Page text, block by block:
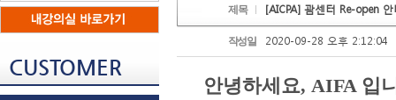
CUSTOMER
제목 [AICPA] 괌센터 Re-open
작성일 2020-09-28 오후 2:12:04
안녕하세요, AIFA 입